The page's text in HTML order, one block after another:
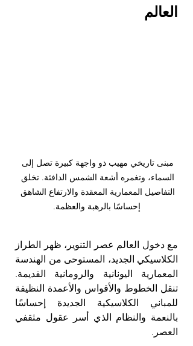
العالم
مبنى تاريخي مهيب ذو واجهة كبيرة تصل إلى
السماء، وتغمره أشعة الشمس الدافئة. تخلق
التفاصيل المعمارية المعقدة والارتفاع الشاهق
إحساسًا بالرهبة والعظمة.
العصر.